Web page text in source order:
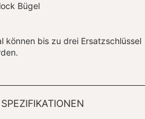
Bügel
können bis zu drei Ersatzschlüssel